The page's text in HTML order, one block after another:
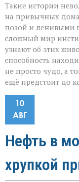
Такие истории
на привычных
позой и ленивыми
сложный мир
узнают об этих
способность
не просто чудо, а
ещё предстоит до
10
АВГ
Нефть в
хрупкой